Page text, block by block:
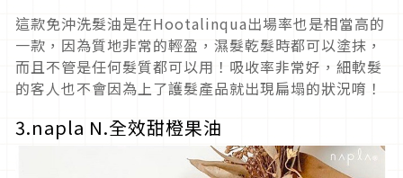
這款免沖洗髮油是在Hootalinqua出場率也是相當高的
一款，因為質地非常的輕盈，濕髮乾髮時都可以塗抹，
而且不管是任何髮質都可以用！吸收率非常好，細軟髮
的客人也不會因為上了護髮產品就出現扁塌的狀況唷！
3.napla N.全效甜橙果油